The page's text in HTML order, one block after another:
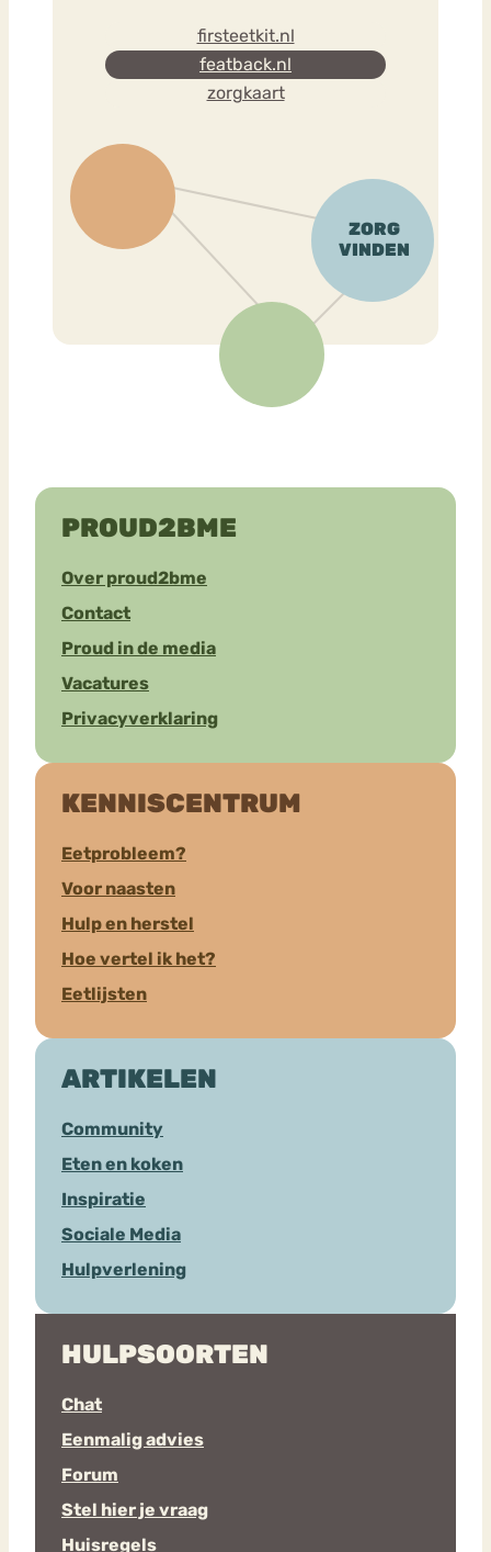
firsteetkit.nl
featback.nl
zorgkaart
PROUD2BME
Over proud2bme
Contact
Proud in de media
Vacatures
Privacyverklaring
KENNISCENTRUM
Eetprobleem?
Voor naasten
Hulp en herstel
Hoe vertel ik het?
Eetlijsten
ARTIKELEN
Community
Eten en koken
Inspiratie
Sociale Media
Hulpverlening
HULPSOORTEN
Chat
Eenmalig advies
Forum
Stel hier je vraag
Huisregels